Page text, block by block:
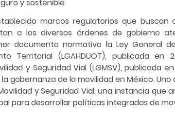
y sostenible.
marcos regulatorios que buscan
a los diversos órdenes de gobierno
documento normativo la Ley General
Territorial (LGAHDUOT), publicada en
y Seguridad Vial (LGMSV), publicada
gobernanza de la movilidad en México.
y Seguridad Vial, una instancia que
para desarrollar políticas integradas de